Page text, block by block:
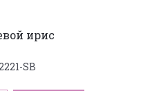
ирис
SB